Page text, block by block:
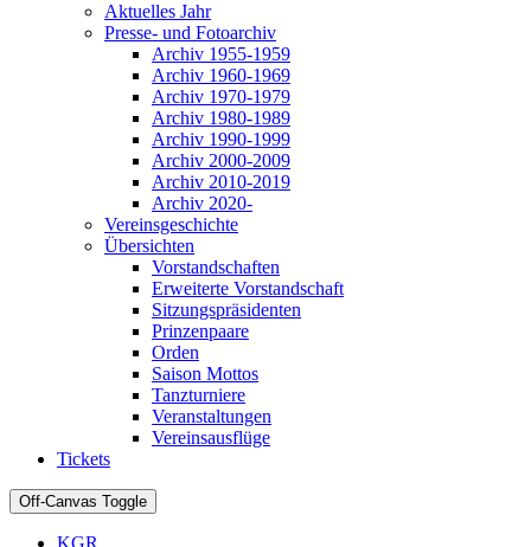
Aktuelles Jahr
Presse- und Fotoarchiv
Archiv 1955-1959
Archiv 1960-1969
Archiv 1970-1979
Archiv 1980-1989
Archiv 1990-1999
Archiv 2000-2009
Archiv 2010-2019
Archiv 2020-
Vereinsgeschichte
Übersichten
Vorstandschaften
Erweiterte Vorstandschaft
Sitzungspräsidenten
Prinzenpaare
Orden
Saison Mottos
Tanzturniere
Veranstaltungen
Vereinsausflüge
Tickets
Off-Canvas Toggle